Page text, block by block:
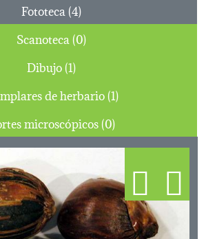
Fototeca (4)
Scanoteca (0)
Dibujo (1)
Ejemplares de herbario (1)
Cortes microscópicos (0)